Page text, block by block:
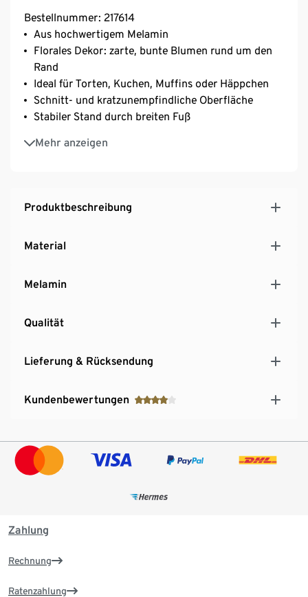
Bestellnummer: 217614
Aus hochwertigem Melamin
Florales Dekor: zarte, bunte Blumen rund um den
Rand
Ideal für Torten, Kuchen, Muffins oder Häppchen
Schnitt- und kratzunempfindliche Oberfläche
Stabiler Stand durch breiten Fuß
Mehr anzeigen
Leicht und bruchunempfindlich
Spülmaschinengeeignet bis 50 °C
Produktbeschreibung
Material
Melamin
Qualität
Lieferung & Rücksendung
Kundenbewertungen
Zahlung
Rechnung
Ratenzahlung